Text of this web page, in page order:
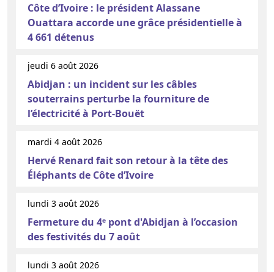
Côte d’Ivoire : le président Alassane
Ouattara accorde une grâce présidentielle à
4 661 détenus
jeudi 6 août 2026
Abidjan : un incident sur les câbles
souterrains perturbe la fourniture de
l’électricité à Port-Bouët
mardi 4 août 2026
Hervé Renard fait son retour à la tête des
Éléphants de Côte d’Ivoire
lundi 3 août 2026
Fermeture du 4ᵉ pont d'Abidjan à l’occasion
des festivités du 7 août
lundi 3 août 2026